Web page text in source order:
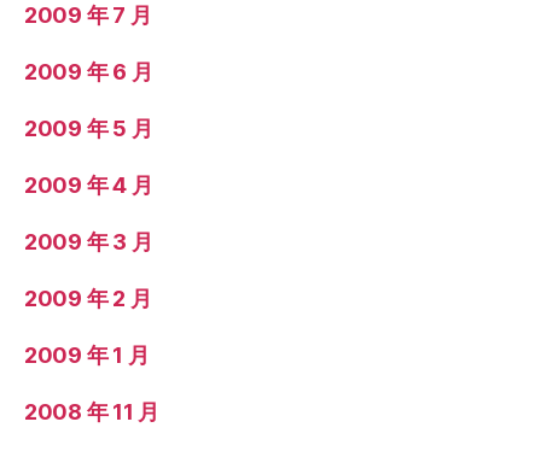
2009 年 7 月
2009 年 6 月
2009 年 5 月
2009 年 4 月
2009 年 3 月
2009 年 2 月
2009 年 1 月
2008 年 11 月